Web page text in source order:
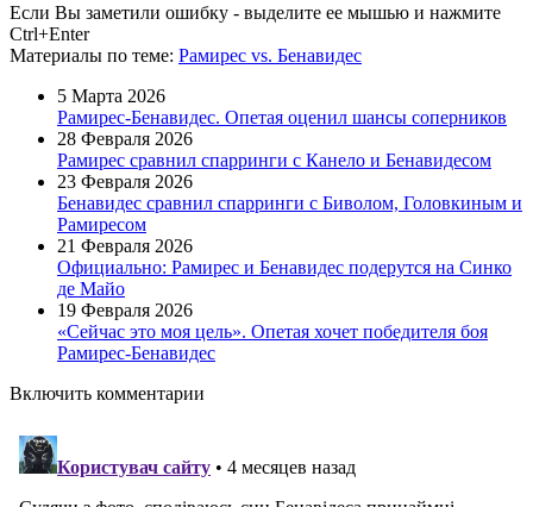
Если Вы заметили ошибку - выделите ее мышью и нажмите
Ctrl+Enter
Материалы по теме: Рамирес vs. Бенавидес
5 Марта 2026
Рамирес-Бенавидес. Опетая оценил шансы соперников
28 Февраля 2026
Рамирес сравнил спарринги с Канело и Бенавидесом
23 Февраля 2026
Бенавидес сравнил спарринги с Биволом, Головкиным и
Рамиресом
21 Февраля 2026
Официально: Рамирес и Бенавидес подерутся на Синко
де Майо
19 Февраля 2026
«Сейчас это моя цель». Опетая хочет победителя боя
Рамирес-Бенавидес
Включить комментарии